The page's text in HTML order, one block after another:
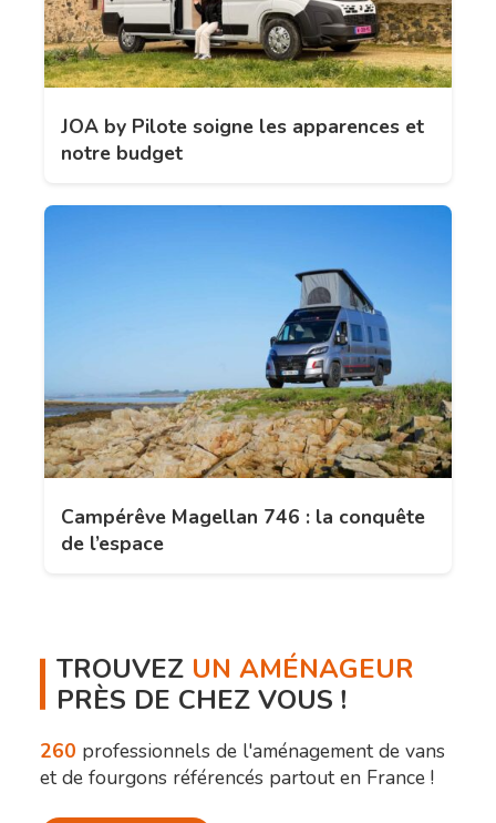
JOA by Pilote soigne les apparences et
notre budget
Campérêve Magellan 746 : la conquête
de l’espace
TROUVEZ UN AMÉNAGEUR
PRÈS DE CHEZ VOUS !
260 professionnels de l'aménagement de vans
et de fourgons référencés partout en France !